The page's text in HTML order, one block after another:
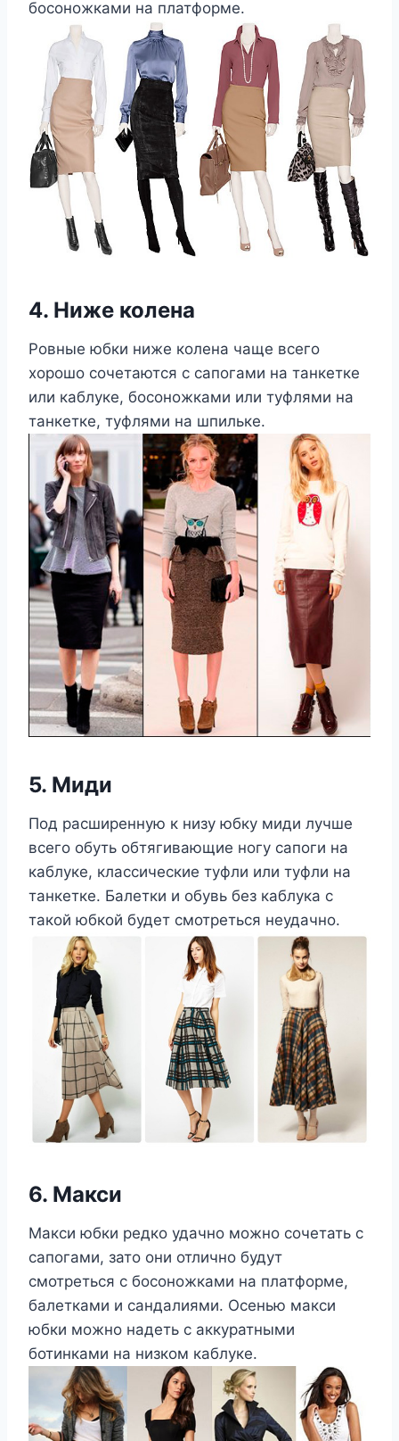
босоножками на платформе.
4. Ниже колена
Ровные юбки ниже колена чаще всего
хорошо сочетаются с сапогами на танкетке
или каблуке, босоножками или туфлями на
танкетке, туфлями на шпильке.
5. Миди
Под расширенную к низу юбку миди лучше
всего обуть обтягивающие ногу сапоги на
каблуке, классические туфли или туфли на
танкетке. Балетки и обувь без каблука с
такой юбкой будет смотреться неудачно.
6. Макси
Макси юбки редко удачно можно сочетать с
сапогами, зато они отлично будут
смотреться с босоножками на платформе,
балетками и сандалиями. Осенью макси
юбки можно надеть с аккуратными
ботинками на низком каблуке.